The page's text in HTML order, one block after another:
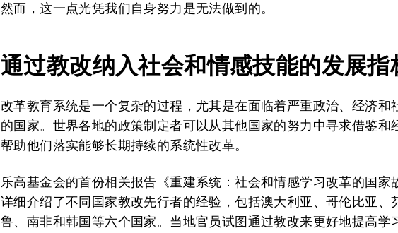
然而，这一点光凭我们自身努力是无法做到的。
通过教改纳入社会和情感技能的发展指
改革教育系统是一个复杂的过程，尤其是在面临着严重政治、经济和
的国家。世界各地的政策制定者可以从其他国家的努力中寻求借鉴和
帮助他们落实能够长期持续的系统性改革。
乐高基金会的首份相关报告《重建系统：社会和情感学习改革的国家
详细介绍了不同国家教改先行者的经验，包括澳大利亚、哥伦比亚、
鲁、南非和韩国等六个国家。当地官员试图通过教改来更好地提高学